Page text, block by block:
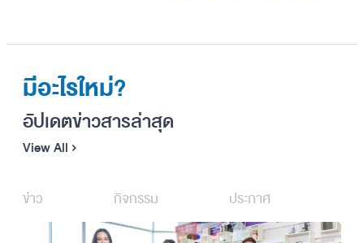
มีอะไรใหม่?
อัปเดตข่าวสารล่าสุด
View All
ข่าว กิจกรรม ประกาศ